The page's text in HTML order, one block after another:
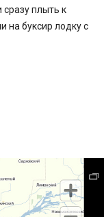
плыть к
на буксир лодку с